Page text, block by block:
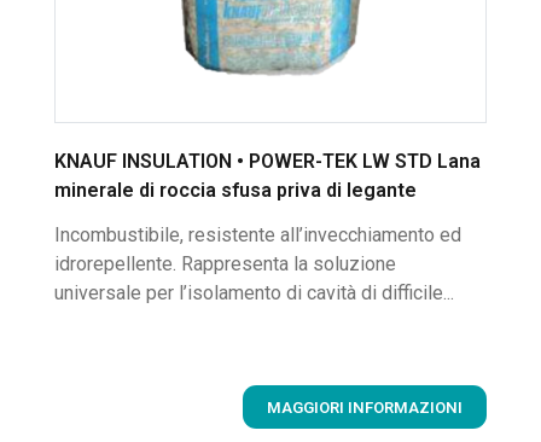
KNAUF INSULATION • POWER-TEK LW STD Lana
minerale di roccia sfusa priva di legante
Incombustibile, resistente all’invecchiamento ed
idrorepellente. Rappresenta la soluzione
universale per l’isolamento di cavità di difficile...
MAGGIORI INFORMAZIONI